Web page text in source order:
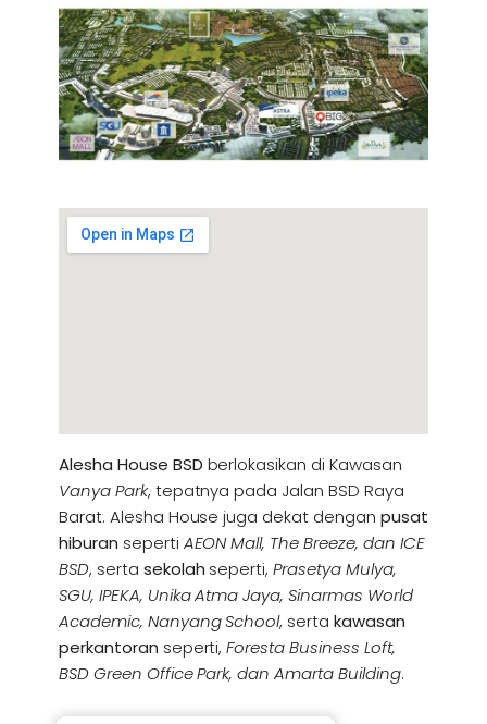
Alesha House BSD berlokasikan di Kawasan
Vanya Park, tepatnya pada Jalan BSD Raya
Barat. Alesha House juga dekat dengan pusat
hiburan seperti AEON Mall, The Breeze, dan ICE
BSD, serta sekolah seperti,Prasetya Mulya,
SGU, IPEKA, Unika Atma Jaya, Sinarmas World
Academic, Nanyang School, sertakawasan
perkantoran seperti,Foresta Business Loft,
BSD Green Office Park, dan Amarta Building.